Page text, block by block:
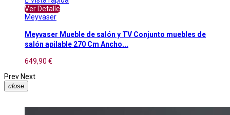
Ver Detalle
Meyvaser
Meyvaser Mueble de salón y TV Conjunto muebles de
salón apilable 270 Cm Ancho...
649,90 €
Prev Next
close